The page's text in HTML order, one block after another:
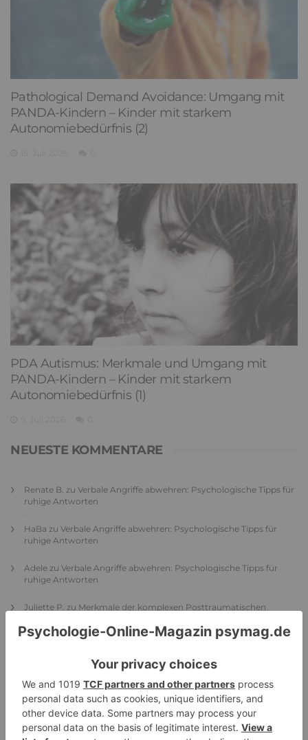
Pathological Demand Avoidance: Umgang mit
PANDA-Kindern – Kinder mit starkem
Autonomiebedürfnis (2)
PDA Autismus: Merkmale und Umgang mit
PANDA-Kindern – Kinder mit starkem
Autonomiebedürfnis (1)
NEUESTE KOMMENTARE
Renate B. zu Verbale Angriffe abwehren: Psychologische Tipps für
ruhige Antworten
HaBa zu Verbale Angriffe abwehren: Psychologische Tipps für
ruhige Antworten
Adele zu Verbale Angriffe abwehren: Psychologische Tipps für
ruhige Antworten
Juliette P. zu Merkmale der komplexen Posttraumatischen
vermutlich aus – Narzisstisch geprägte Kindheit (1)